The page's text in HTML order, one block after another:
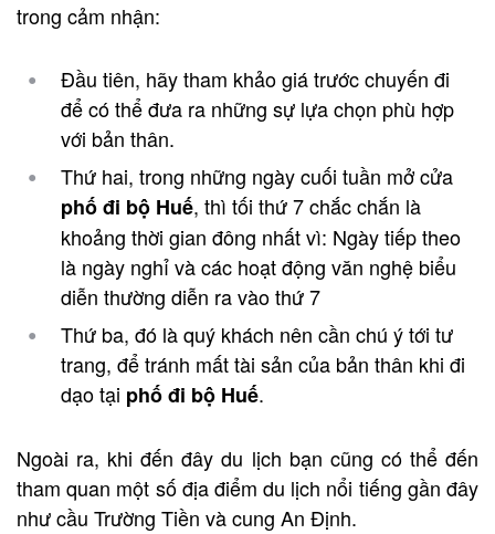
trong cảm nhận:
Đầu tiên, hãy tham khảo giá trước chuyến đi
để có thể đưa ra những sự lựa chọn phù hợp
với bản thân.
Thứ hai, trong những ngày cuối tuần mở cửa
phố đi bộ Huế, thì tối thứ 7 chắc chắn là
khoảng thời gian đông nhất vì: Ngày tiếp theo
là ngày nghỉ và các hoạt động văn nghệ biểu
diễn thường diễn ra vào thứ 7
Thứ ba, đó là quý khách nên cần chú ý tới tư
trang, để tránh mất tài sản của bản thân khi đi
dạo tại phố đi bộ Huế.
Ngoài ra, khi đến đây du lịch bạn cũng có thể đến
tham quan một số địa điểm du lịch nổi tiếng gần đây
như cầu Trường Tiền và cung An Định.